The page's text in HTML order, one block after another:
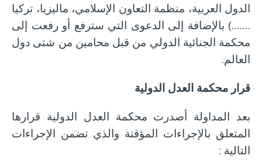
الدول العربية، منظمة التعاون الإسلامي، ماليزيا، تركيا
…….) بالإضافة إلى الدعوى التي سترفع أو رفعت إلى
محكمة الجنائية الدولي من قبل محامين من شتى دول
العالم.
قرار محكمة العدل الدولية
بعد المداولة أصدرت محكمة العدل الدولية قرارها
المتعلق بالإجراءات المؤقتة والذي تضمن الإجراءات
التالية :